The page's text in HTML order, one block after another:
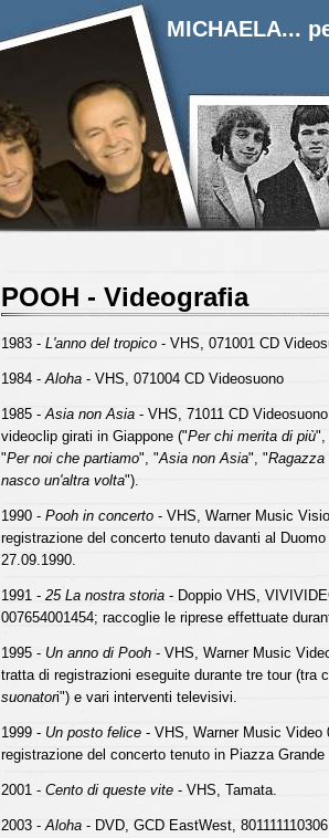
MICHAELA...
POOH - Videografia
1983 - L'anno del tropico- VHS, 071001 CD
1984 -Aloha- VHS, 071004 CD Videosuono
1985 -Asia non Asia- VHS, 71011 CD
videoclip girati in Giappone ("Per chi merita di più",
"Per noi che partiamo", "Asia non Asia", "Ragazza
nasco un'altra volta").
1990 - Pooh in concerto- VHS, Warner Music
registrazione del concerto tenuto davanti al
27.09.1990.
1991 - 25 La nostra storia- Doppio VHS,
007654001454; raccoglie le riprese effettuate
1995 - Un anno di Pooh- VHS, Warner Music
tratta di registrazioni eseguite durante tre tour (tra
suonatori") e vari interventi televisivi.
1999 - Un posto felice- VHS, Warner Music Video
registrazione del concerto tenuto in Piazza Grande
2001 - Cento di queste vite- VHS, Tamata.
2003 -Aloha- DVD, GCD EastWest,